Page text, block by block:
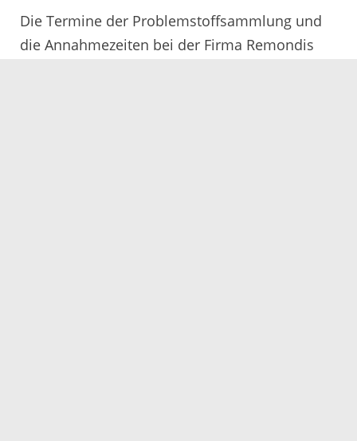
Die Termine der Problemstoffsammlung und
die Annahmezeiten bei der Firma Remondis